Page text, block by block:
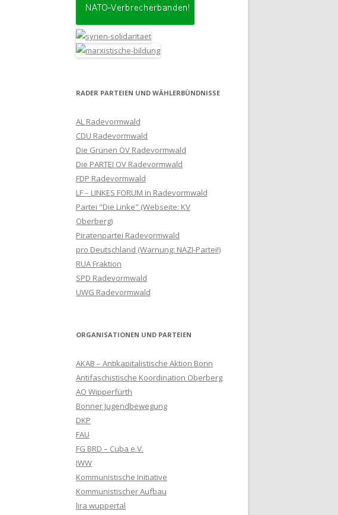
RADER PARTEIEN UND WÄHLERBÜNDNISSE
AL Radevormwald
CDU Radevormwald
Die Grünen OV Radevormwald
Die PARTEI OV Radevormwald
FDP Radevormwald
LF – LINKES FORUM in Radevormwald
Partei "Die Linke" (Webseite: KV
Oberberg)
Piratenpartei Radevormwald
pro Deutschland (Warnung: NAZI-Partei!)
RUA Fraktion
SPD Radevormwald
UWG Radevormwald
ORGANISATIONEN UND PARTEIEN
AKAB – Antikapitalistische Aktion Bonn
Antifaschistische Koordination Oberberg
AO Wipperfürth
Bonner Jugendbewegung
DKP
FAU
FG BRD – Cuba e.V.
IWW
Kommunistische Initiative
Kommunistischer Aufbau
lira wuppertal